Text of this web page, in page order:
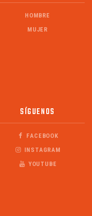
HOMBRE
MUJER
SÍGUENOS
FACEBOOK
INSTAGRAM
YOUTUBE